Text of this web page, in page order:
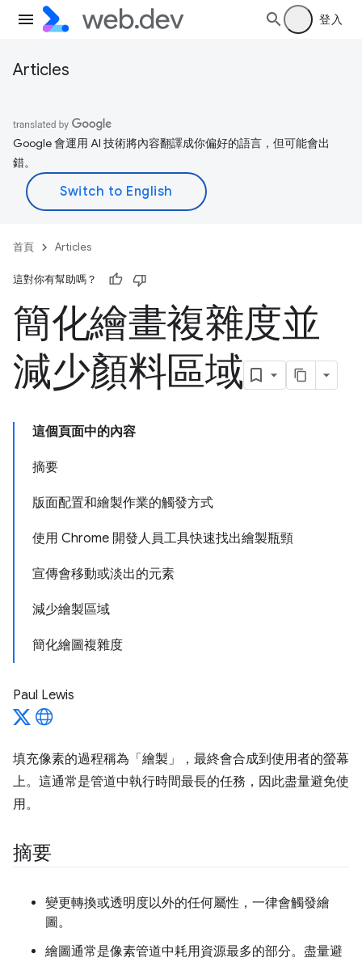
登入
Articles
Google 會運用 AI 技術將內容翻譯成你偏好的語言，但可能會出
錯。
首頁 Articles
這對你有幫助嗎？
簡化繪畫複雜度並
減少顏料區域
這個頁面中的內容
摘要
版面配置和繪製作業的觸發方式
使用 Chrome 開發人員工具快速找出繪製瓶頸
宣傳會移動或淡出的元素
減少繪製區域
簡化繪圖複雜度
Paul Lewis
填充像素的過程稱為「繪製」，最終會合成到使用者的螢幕
上。這通常是管道中執行時間最長的任務，因此盡量避免使
用。
摘要
變更轉換或透明度以外的任何屬性，一律會觸發繪
圖。
繪圖通常是像素管道中耗用資源最多的部分。盡量避